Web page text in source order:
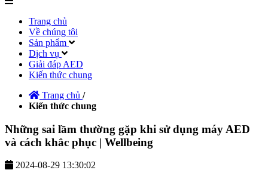
Trang chủ
Về chúng tôi
Sản phẩm
Dịch vụ
Giải đáp AED
Kiến thức chung
Trang chủ /
Kiến thức chung
Những sai lầm thường gặp khi sử dụng máy AED
và cách khắc phục | Wellbeing
2024-08-29 13:30:02